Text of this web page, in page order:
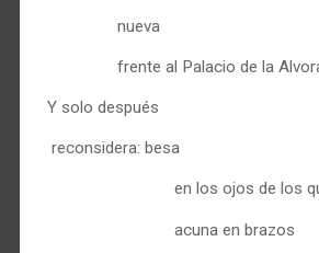
nueva
frente al Palacio de la
Y solo después
reconsidera: besa
en los ojos de los que
acuna en brazos